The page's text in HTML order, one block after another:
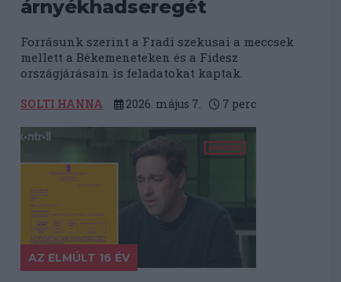
árnyékhadseregét
Forrásunk szerint a Fradi szekusai a meccsek
mellett a Békemeneteken és a Fidesz
országjárásain is feladatokat kaptak.
SOLTI HANNA 2026. május 7. 7 perc
AZ ELMÚLT 16 ÉV